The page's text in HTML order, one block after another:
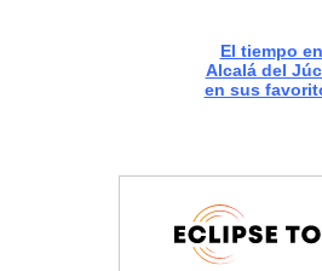
El tiempo en
Alcalá del
en sus